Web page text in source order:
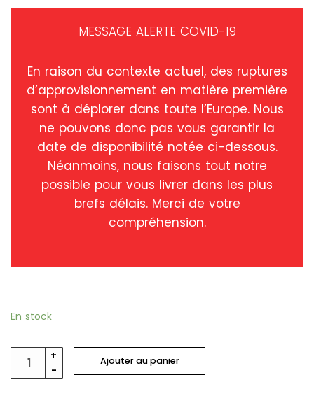
MESSAGE ALERTE COVID-19
En raison du contexte actuel, des ruptures
d’approvisionnement en matière première
sont à déplorer dans toute l’Europe. Nous
ne pouvons donc pas vous garantir la
date de disponibilité notée ci-dessous.
Néanmoins, nous faisons tout notre
possible pour vous livrer dans les plus
brefs délais. Merci de votre
compréhension.
En stock
quantité
de
+
-
Ajouter au panier